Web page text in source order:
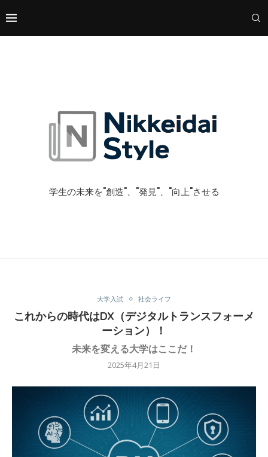
学生の未来を"創造"、"発見"、"向上"させる
大学入試 社会ライフ
これからの時代はDX（デジタルトランスフォーメ
ーション）！
未来を変える大学はここだ！
2025年4月21日